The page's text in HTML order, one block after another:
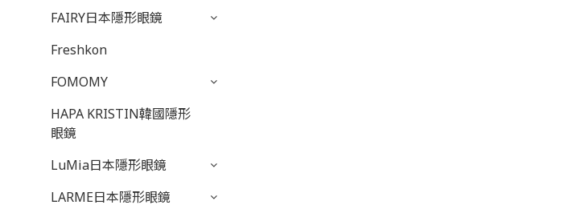
FAIRY日本隱形眼鏡
Freshkon
FOMOMY
HAPA KRISTIN韓國隱形
眼鏡
LuMia日本隱形眼鏡
LARME日本隱形眼鏡